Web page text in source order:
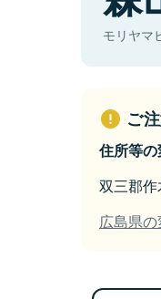
モリヤマ
ご
住所等
双三郡
広島県